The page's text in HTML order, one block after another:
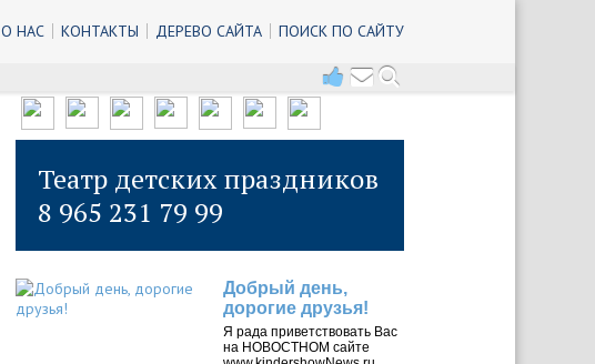
О НАС КОНТАКТЫ ДЕРЕВО САЙТА ПОИСК ПО САЙТУ
Театр детских праздников
8 965 231 79 99
Добрый день,
дорогие друзья!
Я рада приветствовать Вас
на НОВОСТНОМ сайте